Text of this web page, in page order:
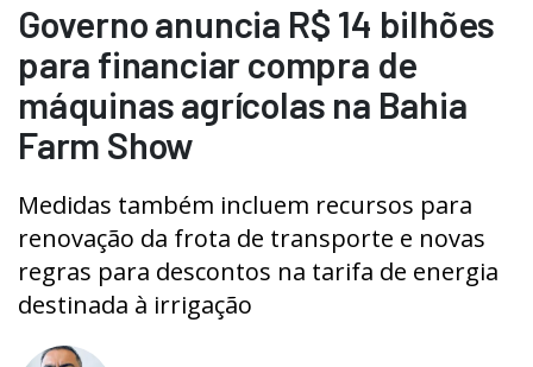
Governo anuncia R$ 14 bilhões
para financiar compra de
máquinas agrícolas na Bahia
Farm Show
Medidas também incluem recursos para
renovação da frota de transporte e novas
regras para descontos na tarifa de energia
destinada à irrigação